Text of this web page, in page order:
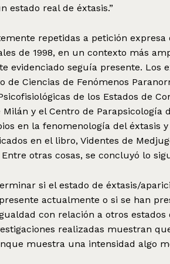
estado real de éxtasis.”
repetidas a petición expresa
de 1998, en un contexto más
evidenciado seguía presente. Los
Ciencias de Fenómenos
de los Estados de
y el Centro de Parapsicología
en la fenomenología del éxtasis
en el libro, Videntes de
otras cosas, se concluyó lo
si el estado de éxtasis/
actualmente o si se han
con relación a otros
realizadas muestran
muestra una intensidad algo